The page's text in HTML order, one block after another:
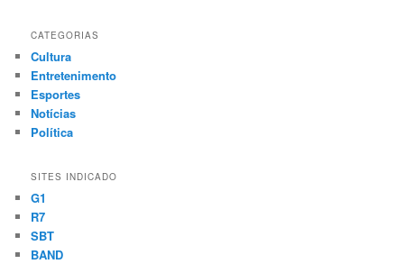
CATEGORIAS
Cultura
Entretenimento
Esportes
Notícias
Política
SITES INDICADO
G1
R7
SBT
BAND